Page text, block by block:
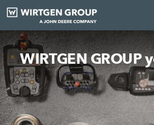
WIRTGEN GROUP